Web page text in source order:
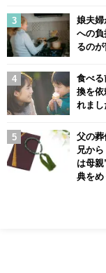
娘夫婦
への負
るのが
食べる
換を依
れまし
父の葬
兄か
は母
典をめ